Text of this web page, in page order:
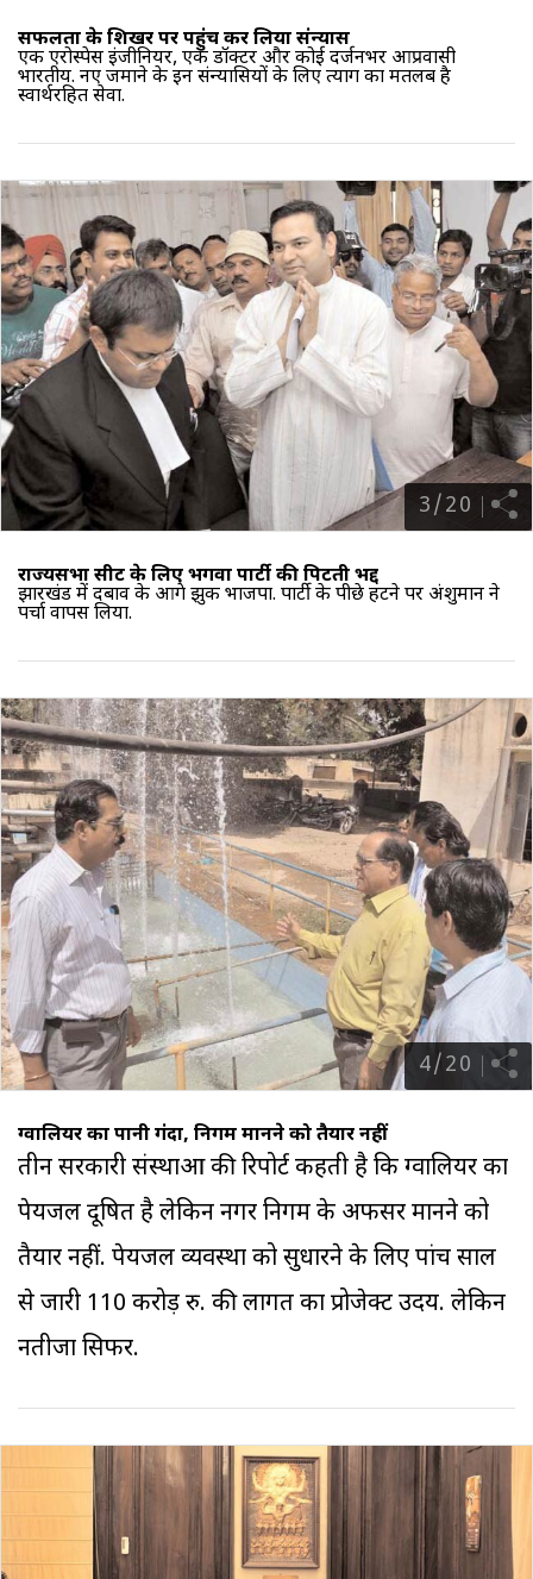
सफलता के शिखर पर पहुंच कर लिया संन्यास
एक एरोस्पेस इंजीनियर, एक डॉक्टर और कोई दर्जनभर आप्रवासी
भारतीय. नए जमाने के इन संन्यासियों के लिए त्याग का मतलब है
स्वार्थरहित सेवा.
3/20
राज्‍यसभा सीट के लिए भगवा पार्टी की पिटती भद्द
झारखंड में दबाव के आगे झुकी भाजपा. पार्टी के पीछे हटने पर अंशुमान ने
पर्चा वापस लिया.
4/20
ग्वालियर का पानी गंदा, निगम मानने को तैयार नहीं
तीन सरकारी संस्थाओं की रिपोर्ट कहती है कि ग्वालियर का
पेयजल दूषित है लेकिन नगर निगम के अफसर मानने को
तैयार नहीं. पेयजल व्यवस्था को सुधारने के लिए पांच साल
से जारी 110 करोड़ रु. की लागत का प्रोजेक्ट उदय. लेकिन
नतीजा सिफर.